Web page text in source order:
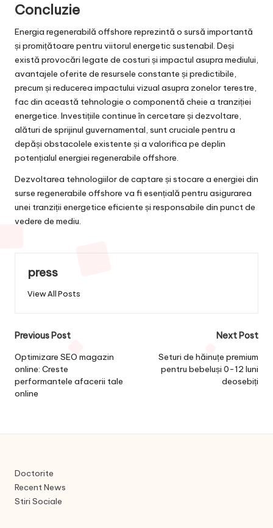
Concluzie
Energia regenerabilă offshore reprezintă o sursă importantă
și promițătoare pentru viitorul energetic sustenabil. Deși
există provocări legate de costuri și impactul asupra mediului,
avantajele oferite de resursele constante și predictibile,
precum și reducerea impactului vizual asupra zonelor terestre,
fac din această tehnologie o componentă cheie a tranziției
energetice. Investițiile continue în cercetare și dezvoltare,
alături de sprijinul guvernamental, sunt cruciale pentru a
depăși obstacolele existente și a valorifica pe deplin
potențialul energiei regenerabile offshore.
Dezvoltarea tehnologiilor de captare și stocare a energiei din
surse regenerabile offshore va fi esențială pentru asigurarea
unei tranziții energetice eficiente și responsabile din punct de
vedere de mediu.
press
View All Posts
Post
navigation
Previous Post
Optimizare SEO magazin
online: Creste
performantele afacerii tale
online
Next Post
Seturi de hăinuțe premium
pentru bebeluși 0-12 luni
deosebiți
Doctorite
Recent News
Stiri Sociale